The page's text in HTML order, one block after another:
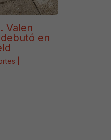
Valen
en